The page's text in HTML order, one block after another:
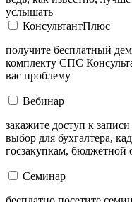
услышать
КонсультантПлюс
получите бесплатный
комплекту СПС
вас проблему
Вебинар
закажите доступ к
выбор для бухгалтера,
госзакупкам, бюджетной
Семинар